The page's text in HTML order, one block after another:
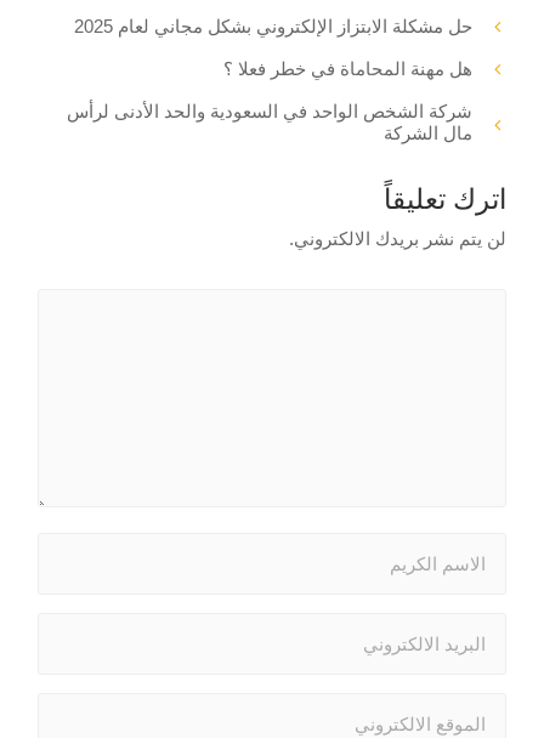
حل مشكلة الابتزاز الإلكتروني بشكل مجاني لعام 2025
هل مهنة المحاماة في خطر فعلا ؟
شركة الشخص الواحد في السعودية والحد الأدنى لرأس
مال الشركة
اترك تعليقاً
لن يتم نشر بريدك الالكتروني.